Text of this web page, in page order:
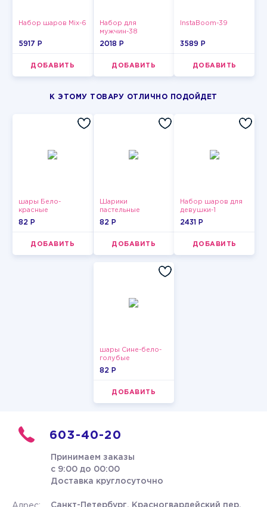
Набор шаров Mix-6
5917 P
ДОБАВИТЬ
Набор для
мужчин-38
2018 P
ДОБАВИТЬ
InstaBoom-39
3589 P
ДОБАВИТЬ
К ЭТОМУ ТОВАРУ ОТЛИЧНО ПОДОЙДЕТ
шары Бело-
красные
пастельные
82 P
ДОБАВИТЬ
Шарики
пастельные
82 P
ДОБАВИТЬ
Набор шаров для
девушки-1
2431 P
ДОБАВИТЬ
шары Сине-бело-
голубые
пастельные
82 P
ДОБАВИТЬ
603-40-20
Принимаем заказы
с 9:00 до 00:00
Доставка круглосуточно
Санкт-Петербург, Красногвардейский пер.